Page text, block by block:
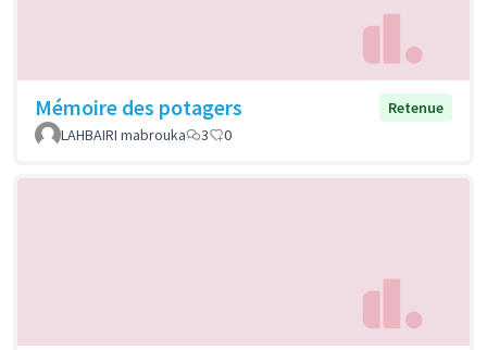
Mémoire des potagers
Retenue
LAHBAIRI mabrouka
3 0